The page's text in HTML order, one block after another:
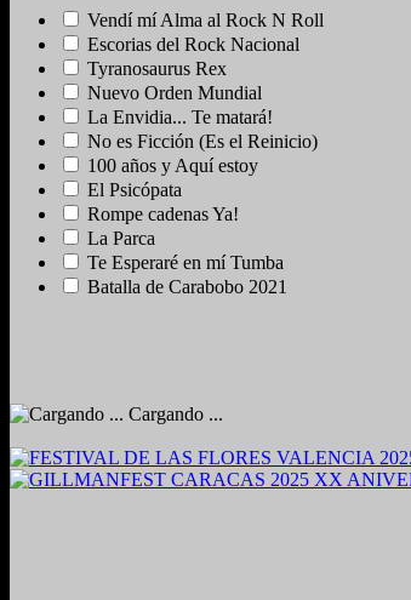
Vendí mí Alma al Rock N Roll
Escorias del Rock Nacional
Tyranosaurus Rex
Nuevo Orden Mundial
La Envidia... Te matará!
No es Ficción (Es el Reinicio)
100 años y Aquí estoy
El Psicópata
Rompe cadenas Ya!
La Parca
Te Esperaré en mí Tumba
Batalla de Carabobo 2021
Cargando ...